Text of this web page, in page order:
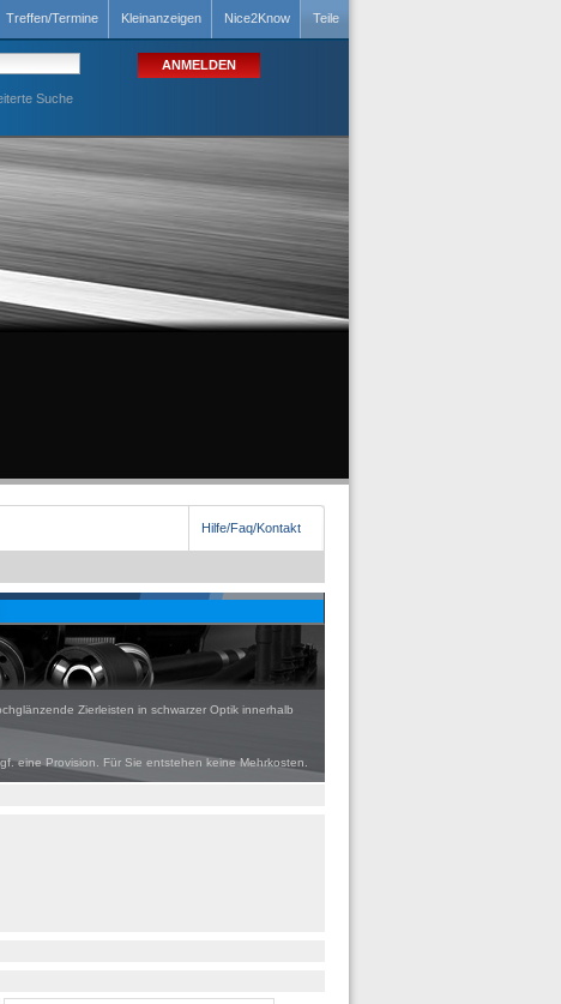
Treffen/Termine Kleinanzeigen Nice2Know Teile
Suche
Hilfe/Faq/Kontakt
Zierleisten in schwarzer Optik innerhalb
eine Provision. Für Sie entstehen keine Mehrkosten.